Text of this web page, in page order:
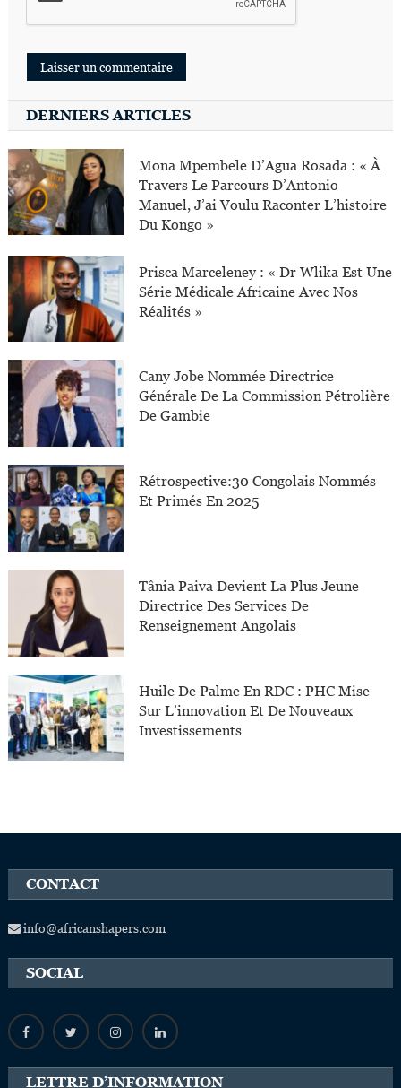
DERNIERS ARTICLES
Mona Mpembele D’Agua Rosada : « À
Travers Le Parcours D’Antonio
Manuel, J’ai Voulu Raconter L’histoire
Du Kongo »
Prisca Marceleney : « Dr Wlika Est Une
Série Médicale Africaine Avec Nos
Réalités »
Cany Jobe Nommée Directrice
Générale De La Commission Pétrolière
De Gambie
Rétrospective:30 Congolais Nommés
Et Primés En 2025
Tânia Paiva Devient La Plus Jeune
Directrice Des Services De
Renseignement Angolais
Huile De Palme En RDC : PHC Mise
Sur L’innovation Et De Nouveaux
Investissements
CONTACT
info@africanshapers.com
SOCIAL
LETTRE D’INFORMATION